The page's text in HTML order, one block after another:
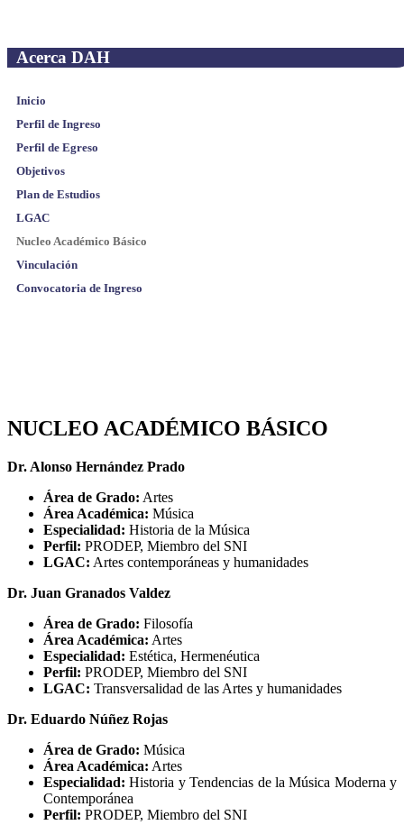
Acerca DAH
Inicio
Perfil de Ingreso
Perfil de Egreso
Objetivos
Plan de Estudios
LGAC
Nucleo Académico Básico
Vinculación
Convocatoria de Ingreso
NUCLEO ACADÉMICO BÁSICO
Dr. Alonso Hernández Prado
Área de Grado: Artes
Área Académica: Música
Especialidad: Historia de la Música
Perfil: PRODEP, Miembro del SNI
LGAC: Artes contemporáneas y humanidades
Dr. Juan Granados Valdez
Área de Grado: Filosofía
Área Académica: Artes
Especialidad: Estética, Hermenéutica
Perfil: PRODEP, Miembro del SNI
LGAC: Transversalidad de las Artes y humanidades
Dr. Eduardo Núñez Rojas
Área de Grado: Música
Área Académica: Artes
Especialidad: Historia y Tendencias de la Música Moderna y
Contemporánea
Perfil: PRODEP, Miembro del SNI